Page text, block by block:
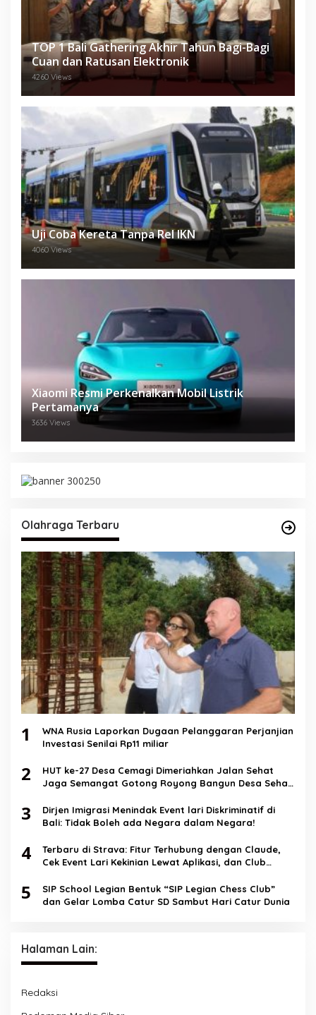
TOP 1 Bali Gathering Akhir Tahun Bagi-Bagi
Cuan dan Ratusan Elektronik
4260 Views
Uji Coba Kereta Tanpa Rel IKN
4060 Views
Xiaomi Resmi Perkenalkan Mobil Listrik
Pertamanya
3636 Views
Olahraga Terbaru
1
WNA Rusia Laporkan Dugaan Pelanggaran Perjanjian
Investasi Senilai Rp11 miliar
2
HUT ke-27 Desa Cemagi Dimeriahkan Jalan Sehat
Jaga Semangat Gotong Royong Bangun Desa Sehat
3
Dirjen Imigrasi Menindak Event lari Diskriminatif di
Bali: Tidak Boleh ada Negara dalam Negara!
4
Terbaru di Strava: Fitur Terhubung dengan Claude,
Cek Event Lari Kekinian Lewat Aplikasi, dan Club
5
SIP School Legian Bentuk “SIP Legian Chess Club”
dan Gelar Lomba Catur SD Sambut Hari Catur Dunia
Halaman Lain:
Redaksi